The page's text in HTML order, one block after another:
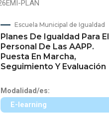
Escuela Municipal de Igualdad
Planes De Igualdad Para El
Personal De Las AAPP.
Puesta En Marcha,
Seguimiento Y Evaluación
Modalidad/es:
E-learning